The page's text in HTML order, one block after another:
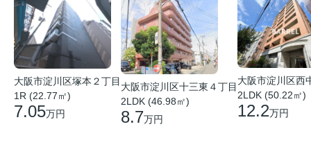
大阪市淀川区塚本２丁目
1R (22.77㎡)
7.05万円
大阪市淀川区十三東４丁目
2LDK (46.98㎡)
8.7万円
大阪市淀川区西
2LDK (50.22㎡)
12.2万円